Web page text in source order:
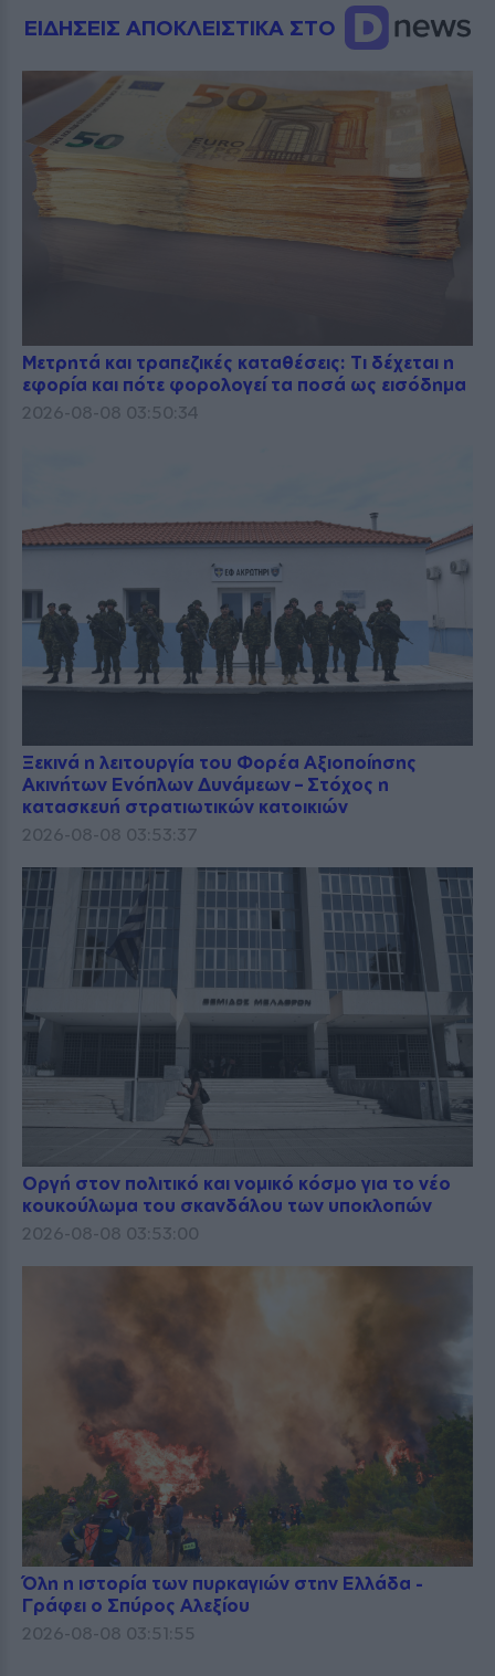
ΕΙΔΗΣΕΙΣ ΑΠΟΚΛΕΙΣΤΙΚΑ ΣΤΟ
Μετρητά και τραπεζικές καταθέσεις: Τι δέχεται η
εφορία και πότε φορολογεί τα ποσά ως εισόδημα
2026-08-08 03:50:34
Ξεκινά η λειτουργία του Φορέα Αξιοποίησης
Ακινήτων Ενόπλων Δυνάμεων – Στόχος η
κατασκευή στρατιωτικών κατοικιών
2026-08-08 03:53:37
Οργή στον πολιτικό και νομικό κόσμο για το νέο
κουκούλωμα του σκανδάλου των υποκλοπών
2026-08-08 03:53:00
Όλη η ιστορία των πυρκαγιών στην Ελλάδα -
Γράφει ο Σπύρος Αλεξίου
2026-08-08 03:51:55